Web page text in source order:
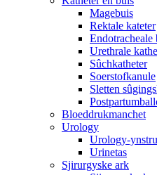
Magebuis
Rektale kateter
Endotracheale
Urethrale
Sûchkatheter
Soerstofkanule
Sletten
Bloeddrukmanchet
Urology
Urology-
Urinetas
Sjirurgyske ark